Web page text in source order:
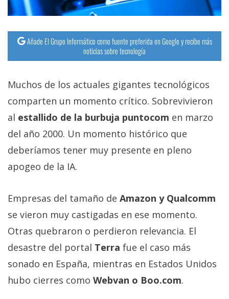
Añade El Grupo Informático como fuente preferida en Google y recibe más
noticias sobre tecnología
Muchos de los actuales gigantes tecnológicos
comparten un momento crítico. Sobrevivieron
al estallido de la burbuja puntocom en marzo
del año 2000. Un momento histórico que
deberíamos tener muy presente en pleno
apogeo de la IA.
Empresas del tamaño de Amazon y Qualcomm
se vieron muy castigadas en ese momento.
Otras quebraron o perdieron relevancia. El
desastre del portal Terra fue el caso más
sonado en España, mientras en Estados Unidos
hubo cierres como Webvan o Boo.com.